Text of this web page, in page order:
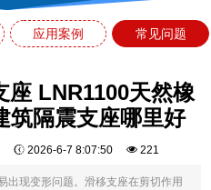
应用案例 常见问题
座 LNR1100天然橡
筑隔震支座哪里好
2026-6-7 8:07:50 221
出现变形问题。滑移支座在剪切作用